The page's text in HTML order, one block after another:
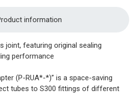
information
joint, featuring original sealing
performance
(P-RUA*-*)” is a space-saving
tubes to S300 fittings of different